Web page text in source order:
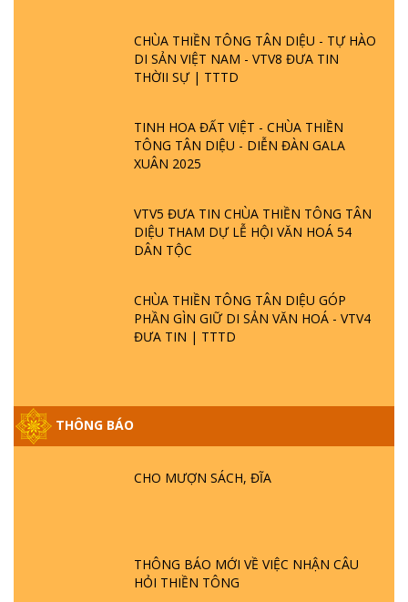
CHÙA THIỀN TÔNG TÂN DIỆU - TỰ HÀO
DI SẢN VIỆT NAM - VTV8 ĐƯA TIN
THỜII SỰ | TTTD
TINH HOA ĐẤT VIỆT - CHÙA THIỀN
TÔNG TÂN DIỆU - DIỄN ĐÀN GALA
XUÂN 2025
VTV5 ĐƯA TIN CHÙA THIỀN TÔNG TÂN
DIỆU THAM DỰ LỄ HỘI VĂN HOÁ 54
DÂN TỘC
CHÙA THIỀN TÔNG TÂN DIỆU GÓP
PHẦN GÌN GIỮ DI SẢN VĂN HOÁ - VTV4
ĐƯA TIN | TTTD
THÔNG BÁO
CHO MƯỢN SÁCH, ĐĨA
THÔNG BÁO MỚI VỀ VIỆC NHẬN CÂU
HỎI THIỀN TÔNG
GIẢI ĐÁP ĐẶC BIỆT P25 - SUỐT 49 NĂM
PHẬT KHÔNG NÓI? HỘI LONG HOA LÀ
HỘI GÌ? TỬ VÌ ĐẠO
PHẬT GIỚI CÓ THỜI GIAN KHÔNG? |
TTTD